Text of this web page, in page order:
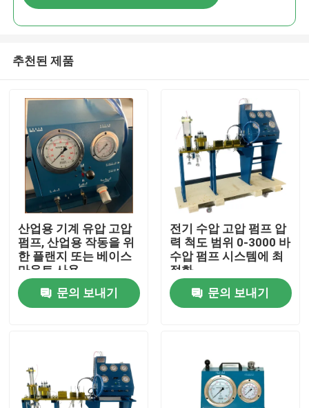
추천된 제품
산업용 기계 유압 고압
펌프, 산업용 작동을 위
한 플랜지 또는 베이스
마운트 사용
문의 보내기
전기 수압 고압 펌프 압
력 척도 범위 0-3000 바
수압 펌프 시스템에 최
적화
문의 보내기